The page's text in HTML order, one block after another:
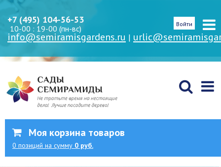
+7 (495) 104-56-53
10-00 : 19-00 (пн-вс)
info@semiramisgardens.ru |
Войти
Моя корзина товаров
0 позиций на сумму 0 руб.